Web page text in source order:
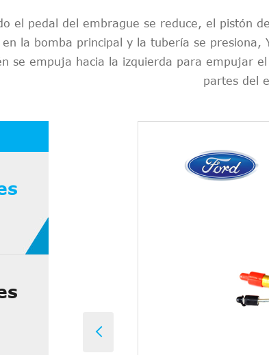
el pedal del embrague se reduce, el pistón
la bomba principal y la tubería se
se empuja hacia la izquierda para empujar
partes del
